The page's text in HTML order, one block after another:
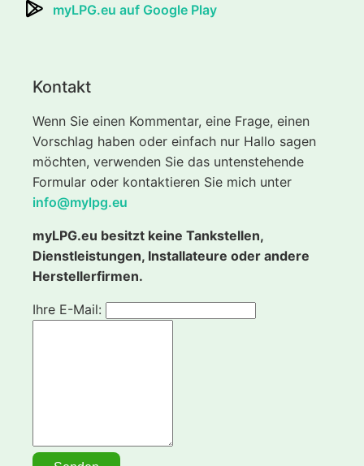
myLPG.eu auf Google Play
Kontakt
Wenn Sie einen Kommentar, eine Frage, einen
Vorschlag haben oder einfach nur Hallo sagen
möchten, verwenden Sie das untenstehende
Formular oder kontaktieren Sie mich unter
info@mylpg.eu
myLPG.eu besitzt keine Tankstellen,
Dienstleistungen, Installateure oder andere
Herstellerfirmen.
Ihre E-Mail: